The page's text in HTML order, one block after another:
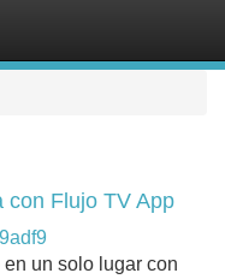
con Flujo TV App
un solo lugar con